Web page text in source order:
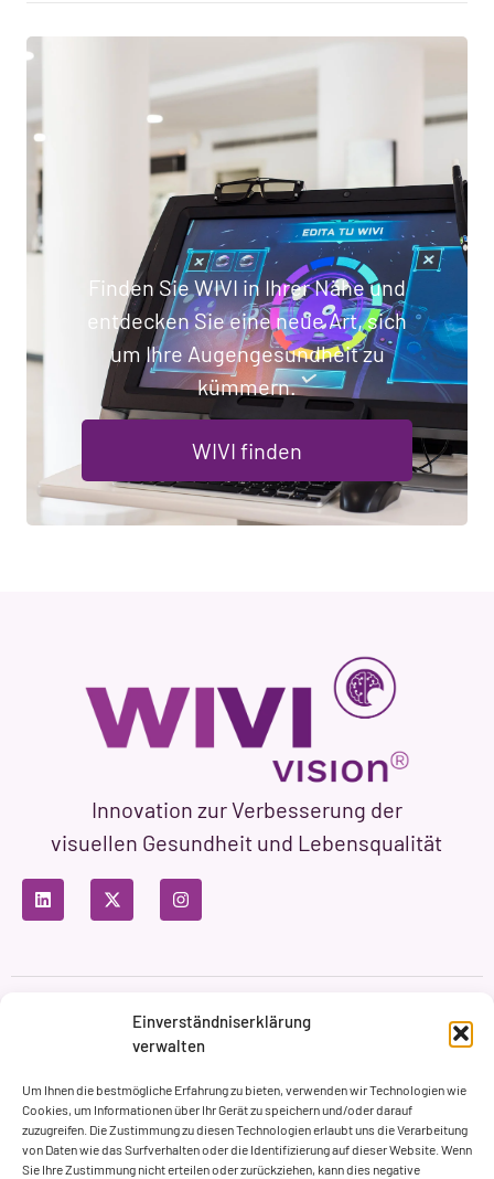
Einverständniserklärung
verwalten
Um Ihnen die bestmögliche Erfahrung zu bieten, verwenden wir Technologien wie
Cookies, um Informationen über Ihr Gerät zu speichern und/oder darauf
zuzugreifen. Die Zustimmung zu diesen Technologien erlaubt uns die Verarbeitung
von Daten wie das Surfverhalten oder die Identifizierung auf dieser Website. Wenn
Sie Ihre Zustimmung nicht erteilen oder zurückziehen, kann dies negative
Finden Sie WIVI in Ihrer Nähe und
entdecken Sie eine neue Art, sich
um Ihre Augengesundheit zu
kümmern.
WIVI finden
Innovation zur Verbesserung der
visuellen Gesundheit und Lebensqualität
Datenschutzbestimmungen
Nutzungsbedingungen
Cookie-Richtlinie